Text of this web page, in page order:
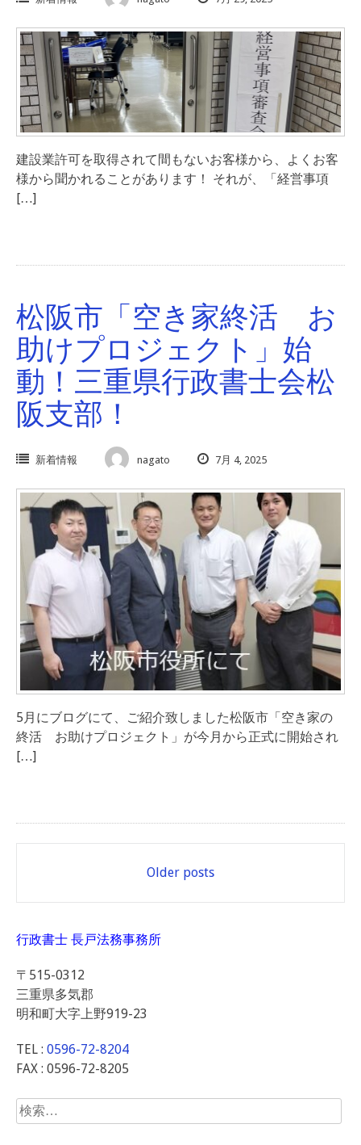
建設業許可を取得されて間もないお客様から、よくお客
様から聞かれることがあります！ それが、「経営事項
[…]
松阪市「空き家終活 お
助けプロジェクト」始
動！三重県行政書士会松
阪支部！
新着情報 nagato 7月 4, 2025
5月にブログにて、ご紹介致しました松阪市「空き家の
終活 お助けプロジェクト」が今月から正式に開始され
[…]
Older posts
行政書士 長戸法務事務所
〒515-0312
三重県多気郡
明和町大字上野919-23
TEL : 0596-72-8204
FAX : 0596-72-8205
検
索: